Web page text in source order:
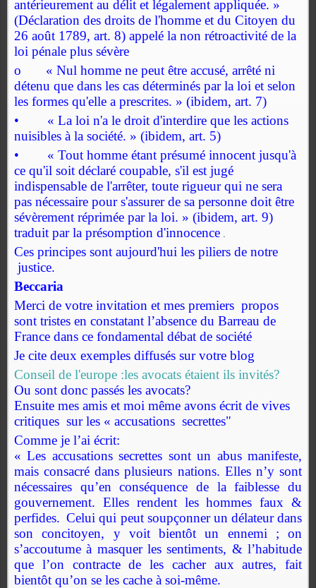
antérieurement au délit et légalement appliquée. »
(Déclaration des droits de l'homme et du Citoyen du
26 août 1789, art. 8) appelé la non rétroactivité de la
loi pénale plus sévère
o « Nul homme ne peut être accusé, arrêté ni
détenu que dans les cas déterminés par la loi et selon
les formes qu'elle a prescrites. » (ibidem, art. 7)
• « La loi n'a le droit d'interdire que les actions
nuisibles à la société. » (ibidem, art. 5)
• « Tout homme étant présumé innocent jusqu'à
ce qu'il soit déclaré coupable, s'il est jugé
indispensable de l'arrêter, toute rigueur qui ne sera
pas nécessaire pour s'assurer de sa personne doit être
sévèrement réprimée par la loi. » (ibidem, art. 9)
traduit par la présomption d'innocence .
Ces principes sont aujourd'hui les piliers de notre
justice.
Beccaria
Merci de votre invitation et mes premiers propos
sont tristes en constatant l’absence du Barreau de
France dans ce fondamental débat de société
Je cite deux exemples diffusés sur votre blog
Conseil de l'europe :les avocats étaient ils invités?
Ou sont donc passés les avocats?
Ensuite mes amis et moi même avons écrit de vives
critiques sur les « accusations secrettes"
Comme je l’ai écrit:
« Les accusations secrettes sont un abus manifeste,
mais consacré dans plusieurs nations. Elles n’y sont
nécessaires qu’en conséquence de la faiblesse du
gouvernement. Elles rendent les hommes faux &
perfides. Celui qui peut soupçonner un délateur dans
son concitoyen, y voit bientôt un ennemi ; on
s’accoutume à masquer les sentiments, & l’habitude
que l’on contracte de les cacher aux autres, fait
bientôt qu’on se les cache à soi-même.